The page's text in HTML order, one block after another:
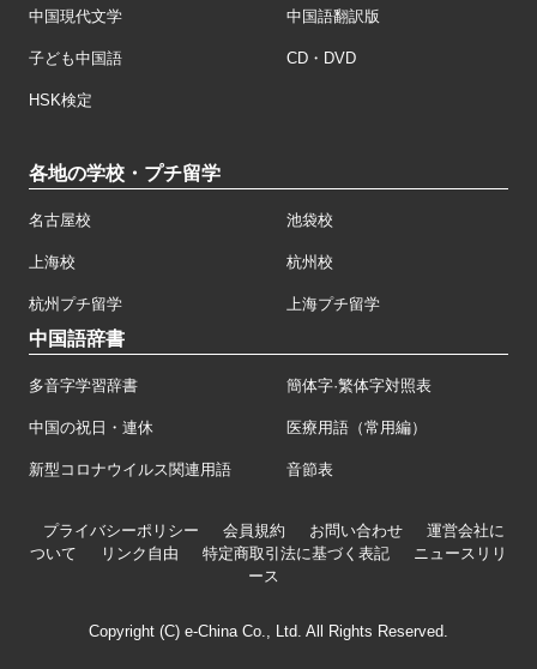
中国現代文学 中国語翻訳版
子ども中国語 CD・DVD
HSK検定
各地の学校・プチ留学
名古屋校 池袋校
上海校 杭州校
杭州プチ留学 上海プチ留学
中国語辞書
多音字学習辞書 簡体字·繁体字対照表
中国の祝日・連休 医療用語（常用編）
新型コロナウイルス関連用語 音節表
プライバシーポリシー 会員規約 お問い合わせ
運営会社に
ついて
リンク自由 特定商取引法に基づく表記
ニュースリリ
ース
Copyright (C) e-China Co., Ltd. All Rights Reserved.